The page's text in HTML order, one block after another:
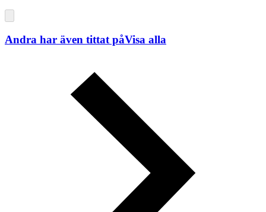
Andra har även tittat påVisa alla